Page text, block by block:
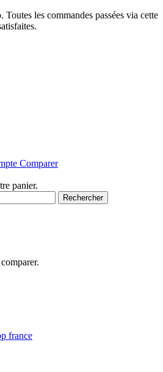
les commandes passées via cette
Comparer
panier.
Rechercher